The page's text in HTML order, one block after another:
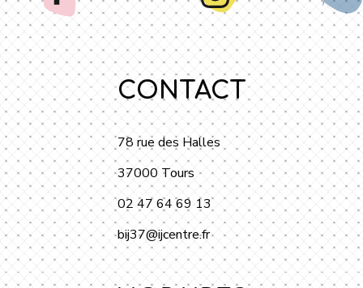
CONTACT
78 rue des Halles
37000 Tours
02 47 64 69 13
bij37@ijcentre.fr